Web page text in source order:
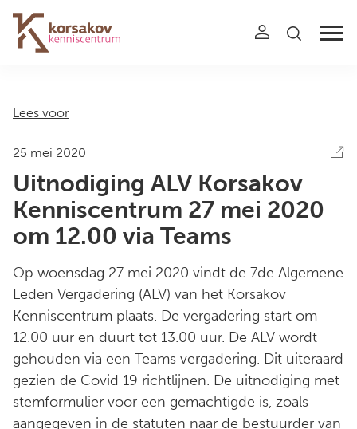
Navigation
Lees voor
25 mei 2020
Uitnodiging ALV Korsakov
Kenniscentrum 27 mei 2020
om 12.00 via Teams
Op woensdag 27 mei 2020 vindt de 7de Algemene
Leden Vergadering (ALV) van het Korsakov
Kenniscentrum plaats. De vergadering start om
12.00 uur en duurt tot 13.00 uur. De ALV wordt
gehouden via een Teams vergadering. Dit uiteraard
gezien de Covid 19 richtlijnen. De uitnodiging met
stemformulier voor een gemachtigde is, zoals
aangegeven in de statuten naar de bestuurder van